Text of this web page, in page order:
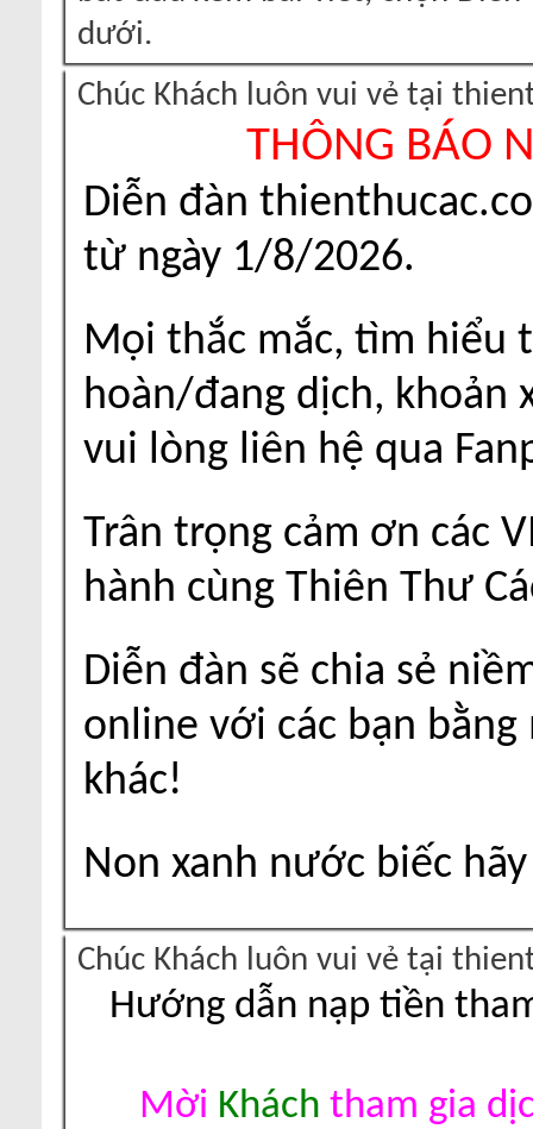
dưới.
Chúc Khách luôn vui vẻ tại
THÔNG BÁO
Diễn đàn
từ ngày 1/8/2026.
Mọi thắc mắc, tìm hiểu
hoàn/đang dịch, khoản
vui lòng liên hệ qua
Trân trọng cảm ơn các
hành cùng Thiên Thư
Diễn đàn sẽ chia sẻ
online với các bạn
khác!
Non xanh nước biếc
Chúc Khách luôn vui vẻ tại
Hướng dẫn nạp tiền
Mời Khách tham gia